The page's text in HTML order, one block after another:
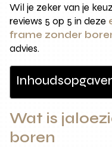
Wil je zeker van je
reviews 5 op 5 in deze
frame zonder
advies.
Wat is
boren